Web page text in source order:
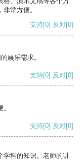
常方便。
支持[0] 反对[0]
娱乐需求。
支持[0] 反对[0]
支持[0] 反对[0]
学科的知识。老师的讲